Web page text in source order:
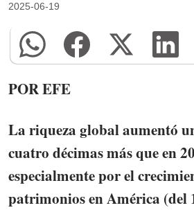
2025-06-19
POR EFE
La riqueza global aumentó
cuatro décimas más que en
especialmente por el
patrimonios en América (del